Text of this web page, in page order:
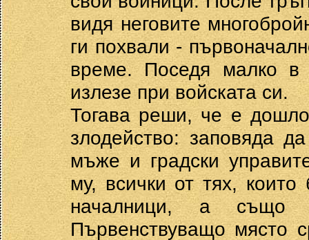
видя неговите
ги похвали -
време. Поседя малко
излезе при войската си.
Тогава реши, че е
злодейство: заповяда
мъже и градски
му, всички от тях,
началници, а също
Първенствуващо място